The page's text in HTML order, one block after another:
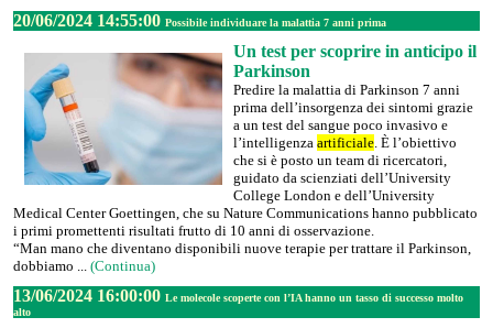
20/06/2024 14:55:00 Possibile individuare la malattia 7 anni prima
Un test per scoprire in anticipo il
Parkinson
Predire la malattia di Parkinson 7 anni
prima dell’insorgenza dei sintomi grazie
a un test del sangue poco invasivo e
l’intelligenza artificiale. È l’obiettivo
che si è posto un team di ricercatori,
guidato da scienziati dell’University
College London e dell’University
Medical Center Goettingen, che su Nature Communications hanno pubblicato
i primi promettenti risultati frutto di 10 anni di osservazione.
“Man mano che diventano disponibili nuove terapie per trattare il Parkinson,
dobbiamo ... (Continua)
13/06/2024 16:00:00 Le molecole scoperte con l’IA hanno un tasso di successo molto
alto